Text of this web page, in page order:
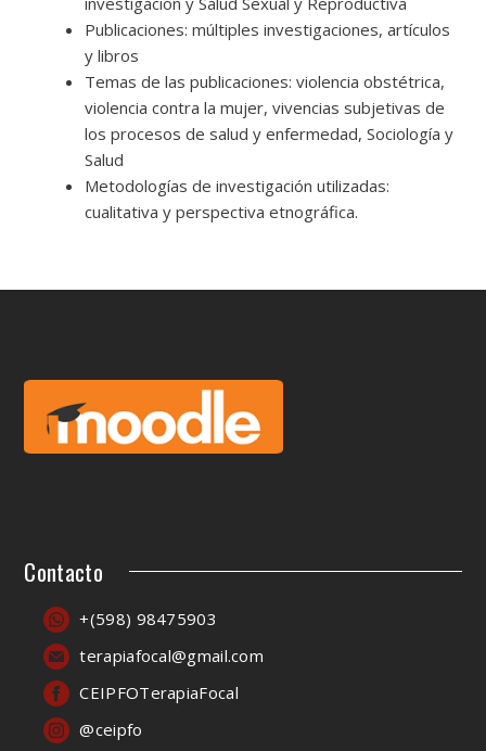
Publicaciones: múltiples investigaciones, artículos
y libros
Temas de las publicaciones: violencia obstétrica,
violencia contra la mujer, vivencias subjetivas de
los procesos de salud y enfermedad, Sociología y
Salud
Metodologías de investigación utilizadas:
cualitativa y perspectiva etnográfica.
Contacto
+(598) 98475903
terapiafocal@gmail.com
CEIPFOTerapiaFocal
@ceipfo